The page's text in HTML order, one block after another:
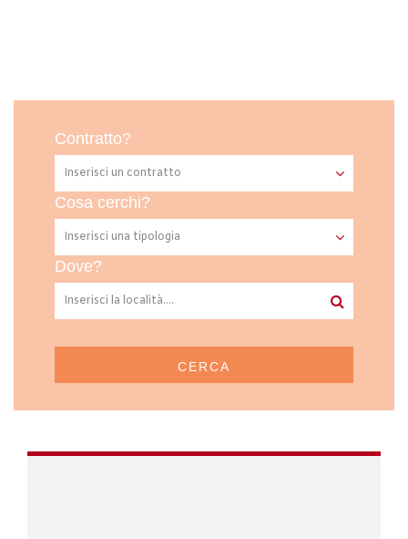
Contratto?
Cosa cerchi?
Dove?
CERCA